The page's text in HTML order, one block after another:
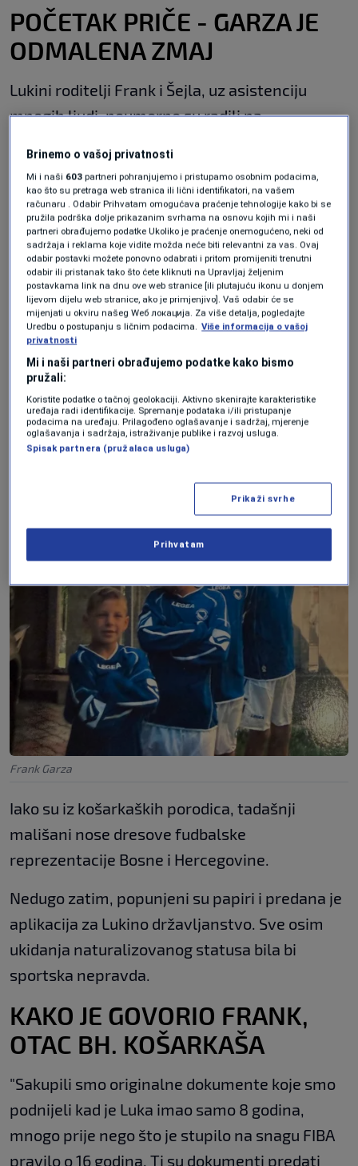
POČETAK PRIČE - GARZA JE
ODMALENA ZMAJ
Lukini roditelji Frank i Šejla, uz asistenciju
mnogih ljudi, neumorno su radili na
državljanstvo prije svoje 16. godine.
Da košarkaška karijera nije bila povod za
apliciranje jasno je svim navijačima. Dugo se
pokušavalo, a fotografija iz 2007. godine je
dodatna potvrda gdje pripada srce Luke i
njegove porodice.
Frank je poslao fotografiju na kojoj zajedno s
Lukom Garzom stoje djeca Teomana
Alibegovića, njegovi rođaci. Počevši od
pozadine reda nalaze se:Mirza , zatimAmar
LukaiDenis.
Frank Garza
Iako su iz košarkaških porodica, tadašnji
mališani nose dresove fudbalske
reprezentacije Bosne i Hercegovine.
Nedugo zatim, popunjeni su papiri i predana je
aplikacija za Lukino državljanstvo. Sve osim
ukidanja naturalizovanog statusa bila bi
sportska nepravda.
KAKO JE GOVORIO FRANK,
OTAC BH. KOŠARKAŠA
"Sakupili smo originalne dokumente koje smo
podnijeli kad je Luka imao samo 8 godina,
mnogo prije nego što je stupilo na snagu FIBA
pravilo o 16 godina. Ti su dokumenti predati
Brinemo o vašoj privatnosti
Mi i naši 603 partneri pohranjujemo i pristupamo osobnim podacima,
kao što su pretraga web stranica ili lični identifikatori, na vašem
računaru . Odabir Prihvatam omogućava praćenje tehnologije kako bi se
pružila podrška dolje prikazanim svrhama na osnovu kojih mi i naši
partneri obrađujemo podatke Ukoliko je praćenje onemogućeno, neki od
sadržaja i reklama koje vidite možda neće biti relevantni za vas. Ovaj
odabir postavki možete ponovno odabrati i pritom promijeniti trenutni
odabir ili pristanak tako što ćete kliknuti na Upravljaj željenim
postavkama link na dnu ove web stranice [ili plutajuću ikonu u donjem
lijevom dijelu web stranice, ako je primjenjivo]. Vaš odabir će se
mijenjati u okviru našeg Wеб локација. Za više detalja, pogledajte
Uredbu o postupanju s ličnim podacima. Više informacija o vašoj
privatnosti
Mi i naši partneri obrađujemo podatke kako bismo
pružali:
Koristite podatke o tačnoj geolokaciji. Aktivno skenirajte karakteristike
uređaja radi identifikacije. Spremanje podataka i/ili pristupanje
podacima na uređaju. Prilagođeno oglašavanje i sadržaj, mjerenje
oglašavanja i sadržaja, istraživanje publike i razvoj usluga.
Spisak partnera (pružalaca usluga)
Prikaži svrhe
Prihvatam